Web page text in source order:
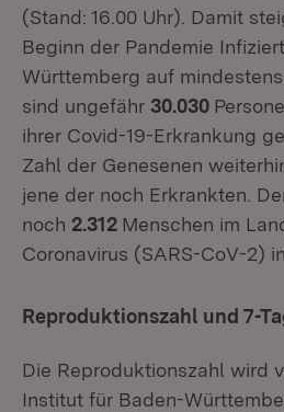
(Stand: 16.00 Uhr). Damit
Beginn der Pandemie
Württemberg auf mindestens
sind ungefähr 30.030
ihrer Covid-19-Erkrankung
Zahl der Genesenen
jene der noch Erkrankten.
noch 2.312 Menschen im
Coronavirus (SARS-CoV-2)
Reproduktionszahl und 7-
Die Reproduktionszahl wird
Institut für Baden-